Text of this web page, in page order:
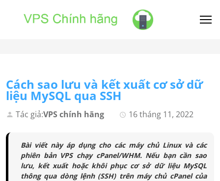
Cách sao lưu và kết xuất cơ sở dữ
liệu MySQL qua SSH
Tác giả:VPS chính hãng 16 tháng 11, 2022
Bài viết này áp dụng cho các máy chủ Linux và các
phiên bản VPS chạy cPanel/WHM. Nếu bạn cần sao
lưu, kết xuất hoặc khôi phục cơ sở dữ liệu MySQL
thông qua dòng lệnh (SSH) trên máy chủ cPanel của